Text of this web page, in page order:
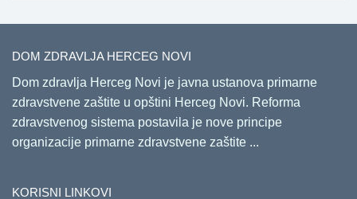
DOM ZDRAVLJA HERCEG NOVI
Dom zdravlja Herceg Novi je javna ustanova primarne
zdravstvene zaštite u opštini Herceg Novi. Reforma
zdravstvenog sistema postavila je nove principe
organizacije primarne zdravstvene zaštite ...
KORISNI LINKOVI